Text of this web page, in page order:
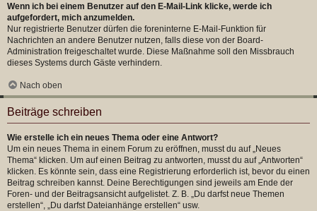
Wenn ich bei einem Benutzer auf den E-Mail-Link klicke, werde ich
aufgefordert, mich anzumelden.
Nur registrierte Benutzer dürfen die foreninterne E-Mail-Funktion für
Nachrichten an andere Benutzer nutzen, falls diese von der Board-
Administration freigeschaltet wurde. Diese Maßnahme soll den Missbrauch
dieses Systems durch Gäste verhindern.
Nach oben
Beiträge schreiben
Wie erstelle ich ein neues Thema oder eine Antwort?
Um ein neues Thema in einem Forum zu eröffnen, musst du auf „Neues
Thema“ klicken. Um auf einen Beitrag zu antworten, musst du auf „Antworten“
klicken. Es könnte sein, dass eine Registrierung erforderlich ist, bevor du einen
Beitrag schreiben kannst. Deine Berechtigungen sind jeweils am Ende der
Foren- und der Beitragsansicht aufgelistet. Z. B. „Du darfst neue Themen
erstellen“, „Du darfst Dateianhänge erstellen“ usw.